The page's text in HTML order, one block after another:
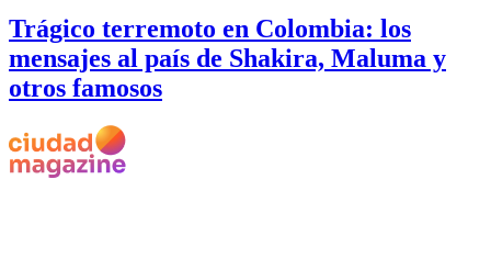
Trágico terremoto en Colombia: los
mensajes al país de Shakira, Maluma y
otros famosos